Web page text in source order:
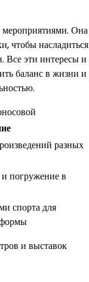
мероприятиями. Она
чтобы насладиться
Все эти интересы и
баланс в жизни и
разных
погружение в
спорта для
и выставок